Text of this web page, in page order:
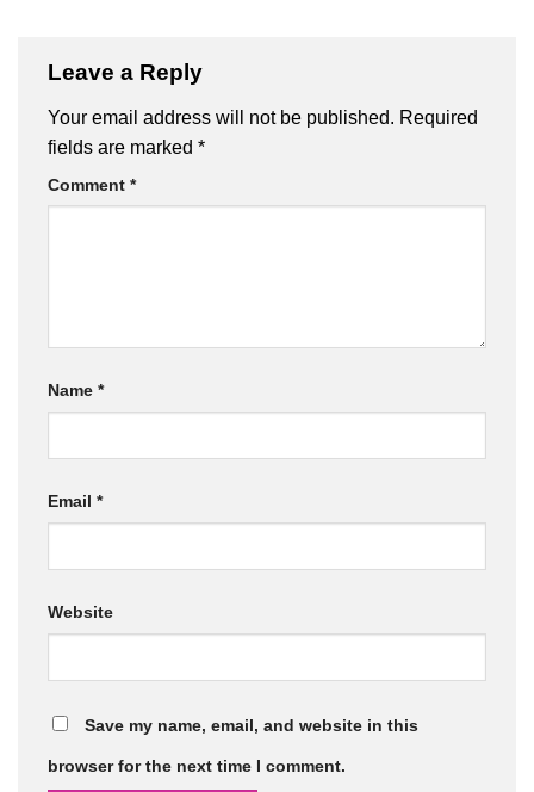
Leave a Reply
Your email address will not be published. Required
fields are marked *
Comment *
Name *
Email *
Website
Save my name, email, and website in this
browser for the next time I comment.